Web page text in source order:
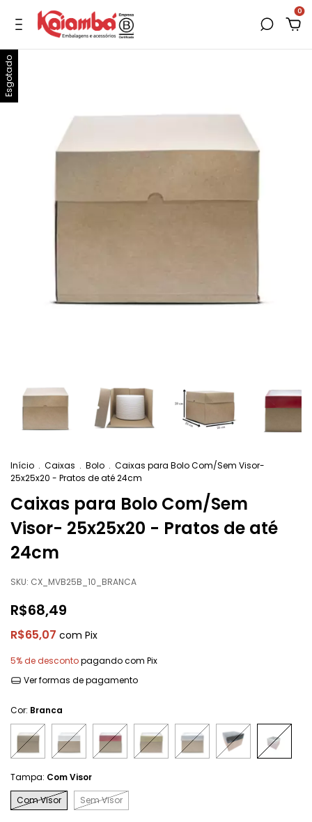
0
Esgotado
Início . Caixas . Bolo . Caixas para Bolo Com/Sem Visor-
25x25x20 - Pratos de até 24cm
Caixas para Bolo Com/Sem
Visor- 25x25x20 - Pratos de até
24cm
SKU: CX_MVB25B_10_BRANCA
R$68,49
R$65,07 com Pix
5% de descontopagando com Pix
Ver formas de pagamento
Cor: Branca
Tampa: Com Visor
Com Visor
Sem Visor